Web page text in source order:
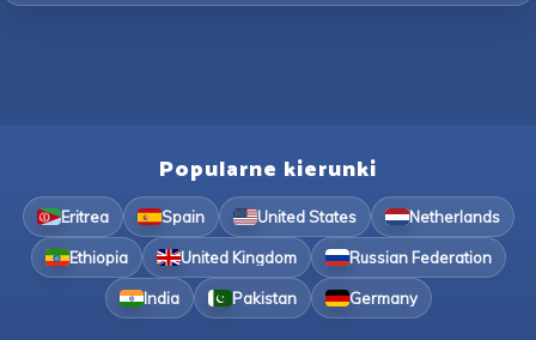
Popularne kierunki
Eritrea Spain United States Netherlands
Ethiopia United Kingdom Russian Federation
India Pakistan Germany